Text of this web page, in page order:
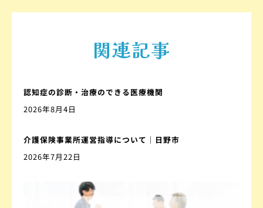
関連記事
認知症の診断・治療のできる医療機関
2026年8月4日
介護保険事業所運営指導について｜日野市
2026年7月22日